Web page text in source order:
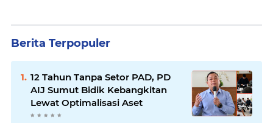
Berita Terpopuler
12 Tahun Tanpa Setor PAD, PD
AIJ Sumut Bidik Kebangkitan
Lewat Optimalisasi Aset